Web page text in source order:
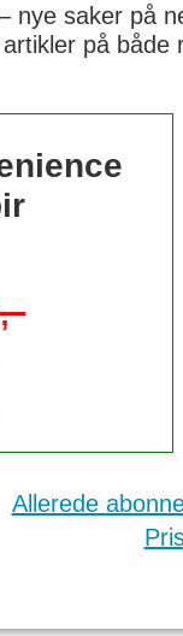
nye saker på
på
Allerede